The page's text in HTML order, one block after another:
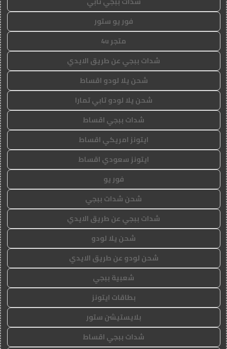
فور يو ستور
متجر 4u
شدات ببجي عن طريق الايدي
شحن يلا لودو اقساط
شحن يلا لودو تابي تمارا
شدات ببجي اقساط
ايتونز امريكي اقساط
ايتونز سعودي اقساط
فور يو
شحن شدات ببجي
شدات ببجي عن طريق الايدي
شحن يلا لودو
شحن لودو عن طريق الايدي
شعبية ببجي
بطاقات ايتونز
بلايستيشن ستور
شدات ببجي اقساط